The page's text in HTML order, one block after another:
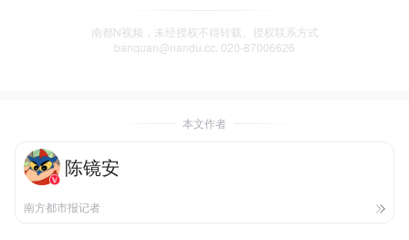
南都N视频，未经授权不得转载、授权联系方式
banquan@nandu.cc. 020-87006626
本文作者
陈镜安
南方都市报记者